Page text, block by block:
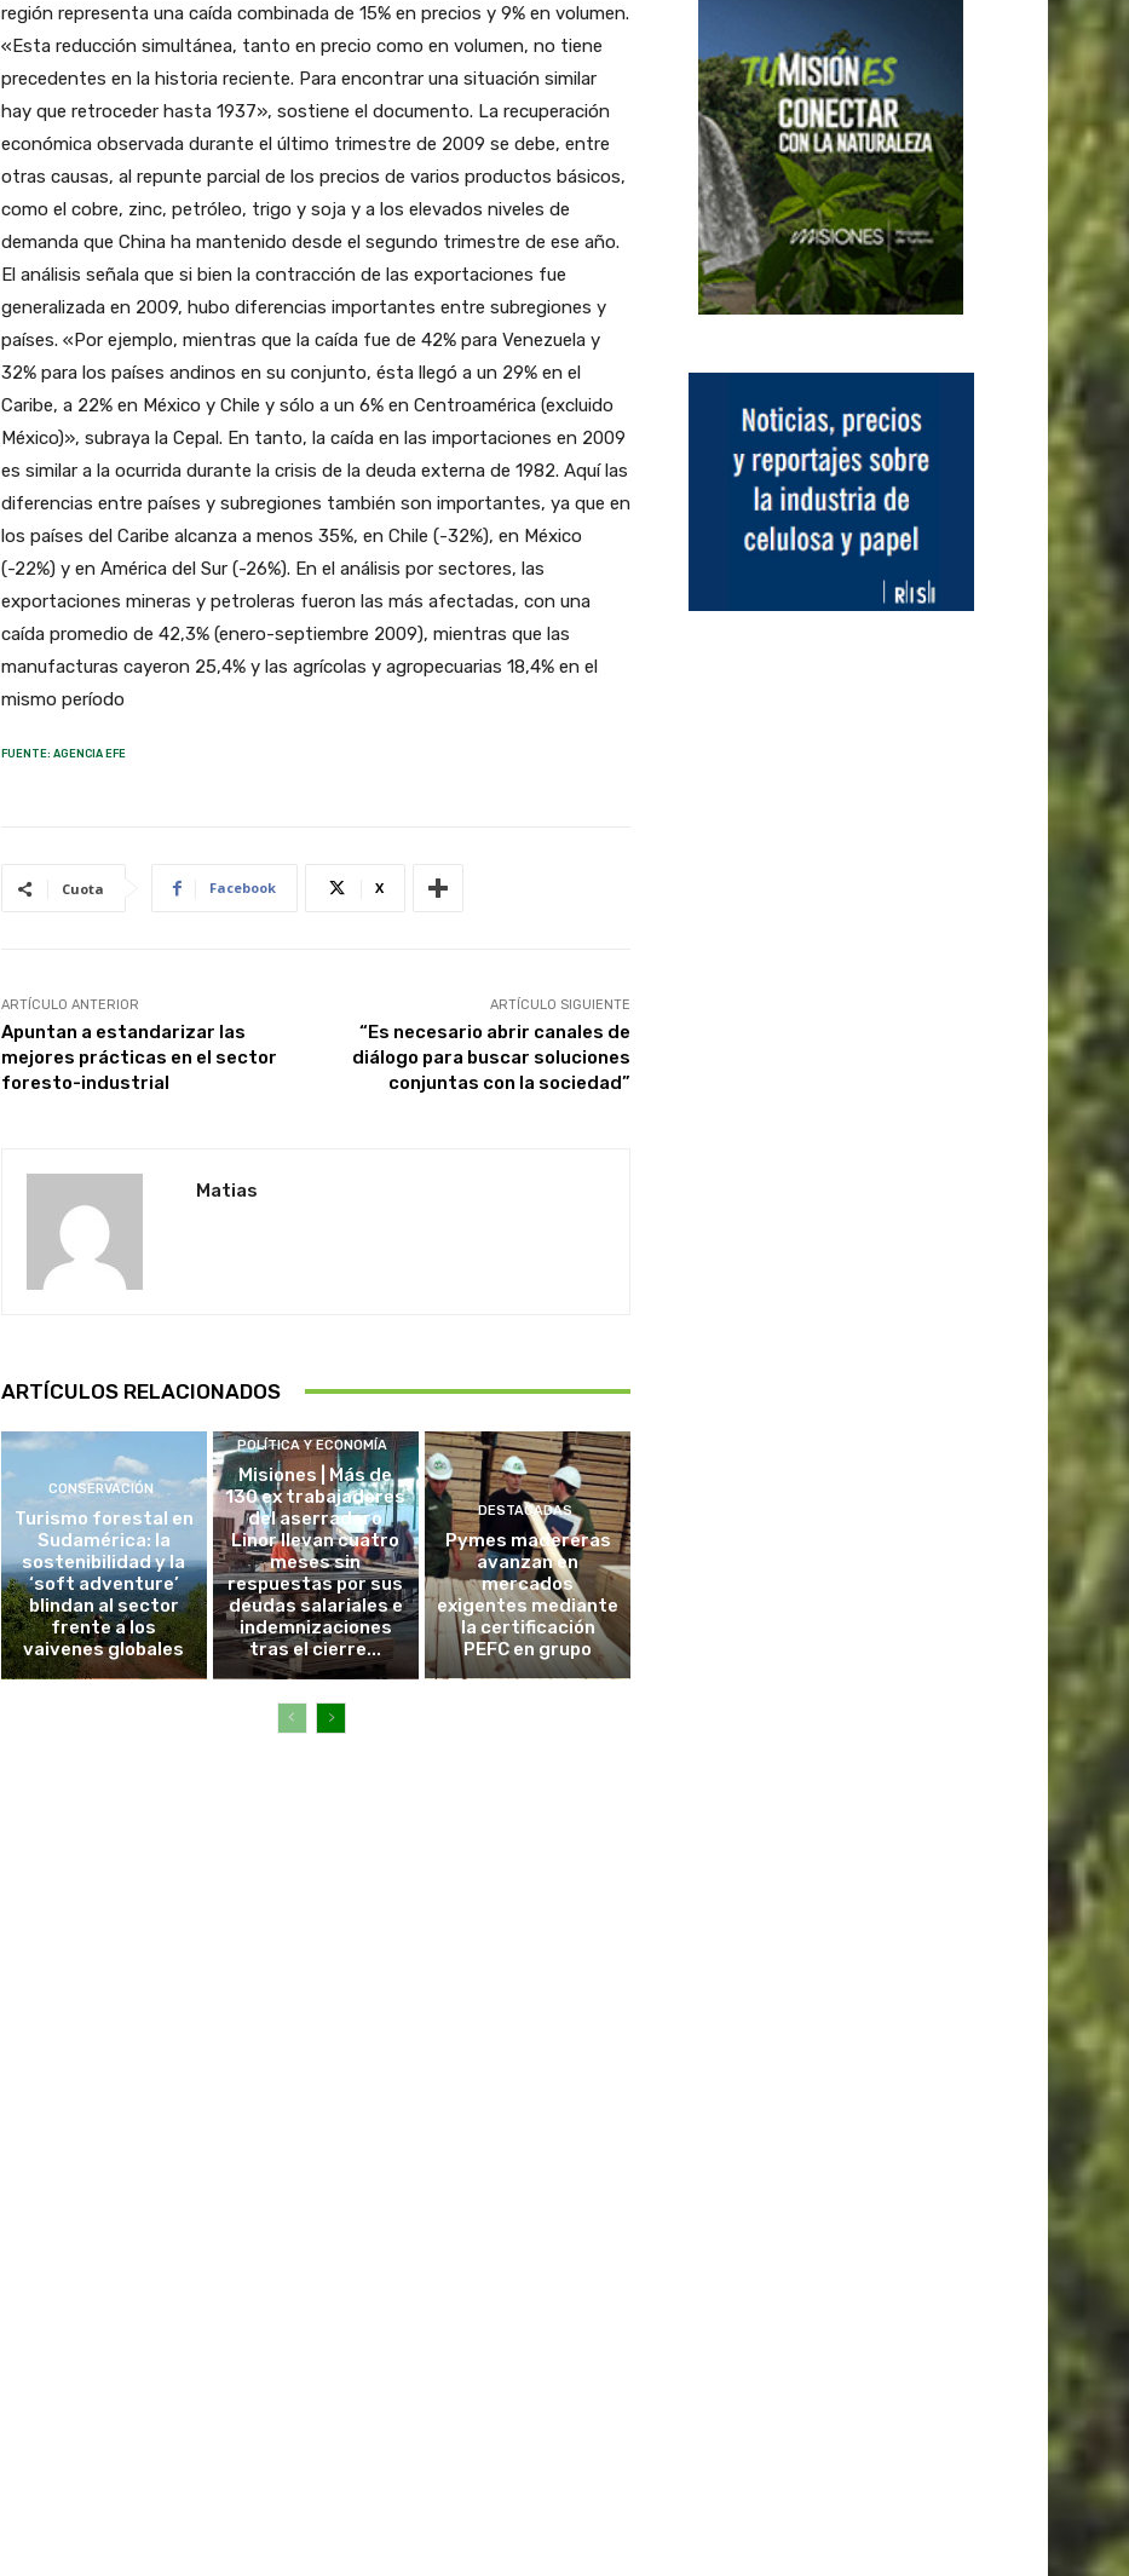
región representa una caída combinada de 15% en precios y 9% en volumen.
«Esta reducción simultánea, tanto en precio como en volumen, no tiene
precedentes en la historia reciente. Para encontrar una situación similar
hay que retroceder hasta 1937», sostiene el documento. La recuperación
económica observada durante el último trimestre de 2009 se debe, entre
otras causas, al repunte parcial de los precios de varios productos básicos,
como el cobre, zinc, petróleo, trigo y soja y a los elevados niveles de
demanda que China ha mantenido desde el segundo trimestre de ese año.
El análisis señala que si bien la contracción de las exportaciones fue
generalizada en 2009, hubo diferencias importantes entre subregiones y
países. «Por ejemplo, mientras que la caída fue de 42% para Venezuela y
32% para los países andinos en su conjunto, ésta llegó a un 29% en el
Caribe, a 22% en México y Chile y sólo a un 6% en Centroamérica (excluido
México)», subraya la Cepal. En tanto, la caída en las importaciones en 2009
es similar a la ocurrida durante la crisis de la deuda externa de 1982. Aquí las
diferencias entre países y subregiones también son importantes, ya que en
los países del Caribe alcanza a menos 35%, en Chile (-32%), en México
(-22%) y en América del Sur (-26%). En el análisis por sectores, las
exportaciones mineras y petroleras fueron las más afectadas, con una
caída promedio de 42,3% (enero-septiembre 2009), mientras que las
manufacturas cayeron 25,4% y las agrícolas y agropecuarias 18,4% en el
mismo período
FUENTE: AGENCIA EFE
Cuota Facebook X
ARTÍCULO ANTERIOR
Apuntan a estandarizar las
mejores prácticas en el sector
foresto-industrial
ARTÍCULO SIGUIENTE
“Es necesario abrir canales de
diálogo para buscar soluciones
conjuntas con la sociedad”
Matias
ARTÍCULOS RELACIONADOS
CONSERVACIÓN
Turismo forestal en
Sudamérica: la
sostenibilidad y la
‘soft adventure’
blindan al sector
frente a los
vaivenes globales
POLÍTICA Y ECONOMÍA
Misiones | Más de
130 ex trabajadores
del aserradero
Linor llevan cuatro
meses sin
respuestas por sus
deudas salariales e
indemnizaciones
tras el cierre...
DESTACADAS
Pymes madereras
avanzan en
mercados
exigentes mediante
la certificación
PEFC en grupo